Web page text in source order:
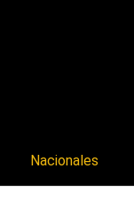
Nacionales